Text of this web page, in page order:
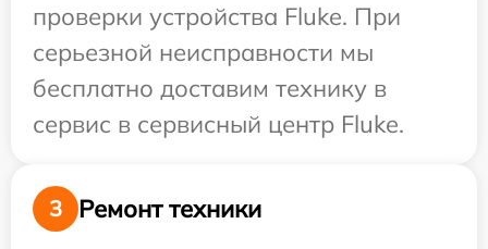
проверки устройства Fluke. При
серьезной неисправности мы
бесплатно доставим технику в
сервис в сервисный центр Fluke.
3
Ремонт техники